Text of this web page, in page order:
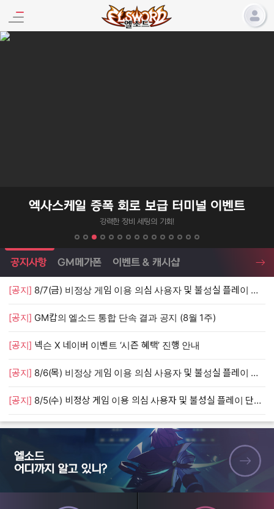
엘소드 프로모션
엑사스케일 증폭 회로 보급 터미널 이벤트
강력한 장비 세팅의 기회!
엘소드 소식
공지사항 GM메가폰 이벤트 & 캐시샵
[공지] 8/7(금) 비정상 게임 이용 의심 사용자 및 불성실 플레이 단속 안내
[공지] GM캅의 엘소드 통합 단속 결과 공지 (8월 1주)
[공지] 넥슨 X 네이버 이벤트 ‘시즌 혜택’ 진행 안내
[공지] 8/6(목) 비정상 게임 이용 의심 사용자 및 불성실 플레이 단속 안내
[공지] 8/5(수) 비정상 게임 이용 의심 사용자 및 불성실 플레이 단속 안내
엘소드 어디까지 알고 있니?